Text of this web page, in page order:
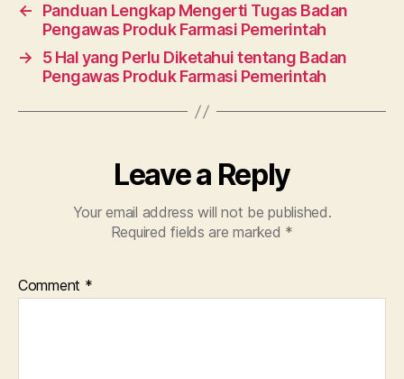
←
Panduan Lengkap Mengerti Tugas Badan
Pengawas Produk Farmasi Pemerintah
→
5 Hal yang Perlu Diketahui tentang Badan
Pengawas Produk Farmasi Pemerintah
Leave a Reply
Your email address will not be published.
Required fields are marked *
Comment *